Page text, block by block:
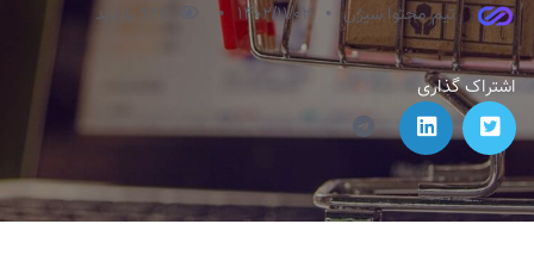
تیم محتوا سیژن 1402/11/02
اشتراک گذاری